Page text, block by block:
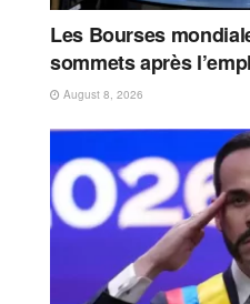
Les Bourses
sommets après
August 8, 2026